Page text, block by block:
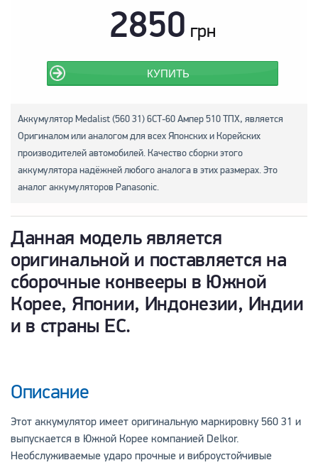
2850 грн
КУПИТЬ
Аккумулятор Medalist (560 31) 6СТ-60 Ампер 510 ТПХ, является
Оригиналом или аналогом для всех Японских и Корейских
производителей автомобилей. Качество сборки этого
аккумулятора надёжней любого аналога в этих размерах. Это
аналог аккумуляторов Panasonic.
Данная модель является
оригинальной и поставляется на
сборочные конвееры в Южной
Корее, Японии, Индонезии, Индии
и в страны ЕС.
Описание
Этот аккумулятор имеет оригинальную маркировку 560 31 и
выпускается в Южной Корее компанией Delkor.
Необслуживаемые ударо прочные и виброустойчивые